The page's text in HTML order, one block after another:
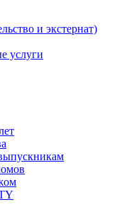
и экстернат)
услуги